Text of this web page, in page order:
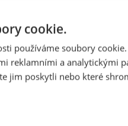
článkům
z našeho
si vybrat roční
cookie.
používáme soubory
reklamními a analytickými
jim poskytli nebo které